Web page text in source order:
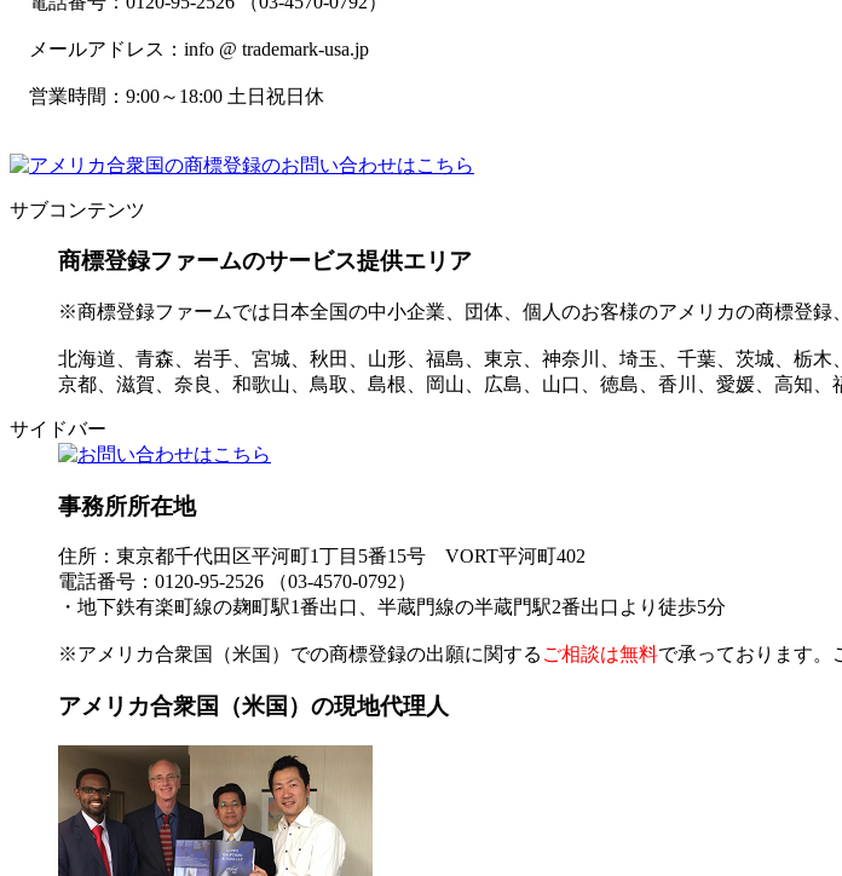
メールアドレス：info @ trademark-usa.jp
営業時間：9:00～18:00 土日祝日休
サブコンテンツ
商標登録ファームのサービス提供エリア
※商標登録ファームでは日本全国の中小企業、団体、個人のお客様のアメリカの商標登録
北海道、青森、岩手、宮城、秋田、山形、福島、東京、神奈川、埼玉、千葉、茨城、栃
京都、滋賀、奈良、和歌山、鳥取、島根、岡山、広島、山口、徳島、香川、愛媛、高知
サイドバー
事務所所在地
住所：東京都千代田区平河町1丁目5番15号 VORT平河町402
電話番号：0120-95-2526 （03-4570-0792）
・地下鉄有楽町線の麹町駅1番出口、半蔵門線の半蔵門駅2番出口より徒歩5分
※アメリカ合衆国（米国）での商標登録の出願に関する ご相談は無料で承っております。
アメリカ合衆国（米国）の現地代理人